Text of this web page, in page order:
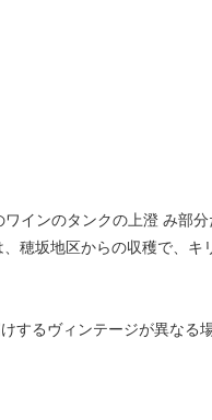
インのタンクの上澄 み部
穂坂地区からの収穫で、
するヴィンテージが異なる